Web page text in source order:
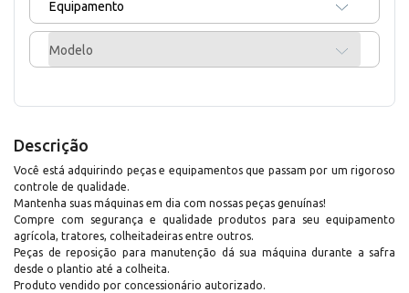
Equipamento
Modelo
Descrição
Você está adquirindo peças e equipamentos que passam por um rigoroso
controle de qualidade.
Mantenha suas máquinas em dia com nossas peças genuínas!
Compre com segurança e qualidade produtos para seu equipamento
agrícola, tratores, colheitadeiras entre outros.
Peças de reposição para manutenção dá sua máquina durante a safra
desde o plantio até a colheita.
Produto vendido por concessionário autorizado.